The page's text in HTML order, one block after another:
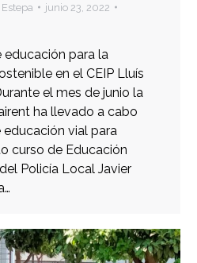
junio 23, 2022
educación para la
en el CEIP Lluís
el mes de junio la
ha llevado a cabo
vial para
curso de Educación
Policía Local Javier